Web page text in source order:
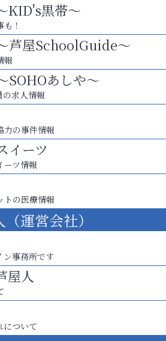
KID's黒帯～
！
芦屋SchoolGuide～
報
SOHOあしや～
の求人情報
力の事件情報
イーツ
ーツ情報
トの医療情報
運営会社）
ン事務所です
屋人
について